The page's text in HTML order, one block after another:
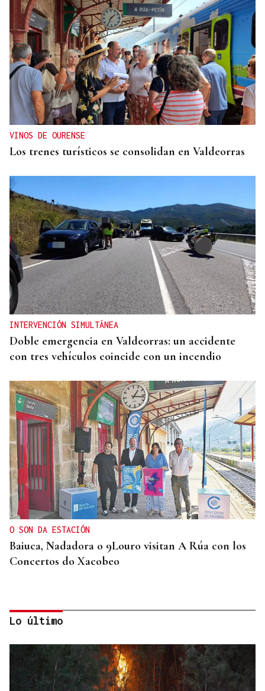
VINOS DE OURENSE
Los trenes turísticos se consolidan en Valdeorras
INTERVENCIÓN SIMULTÁNEA
Doble emergencia en Valdeorras: un accidente
con tres vehículos coincide con un incendio
O SON DA ESTACIÓN
Baiuca, Nadadora o 9Louro visitan A Rúa con los
Concertos do Xacobeo
Lo último